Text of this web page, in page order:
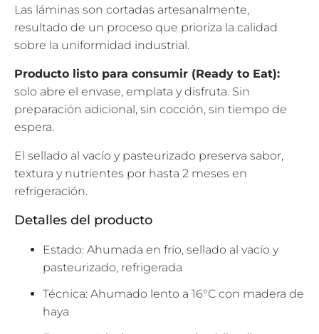
Las láminas son cortadas artesanalmente,
resultado de un proceso que prioriza la calidad
sobre la uniformidad industrial.
Producto listo para consumir (Ready to Eat):
solo abre el envase, emplata y disfruta. Sin
preparación adicional, sin cocción, sin tiempo de
espera.
El sellado al vacío y pasteurizado preserva sabor,
textura y nutrientes por hasta 2 meses en
refrigeración.
Detalles del producto
Estado: Ahumada en frío, sellado al vacío y
pasteurizado, refrigerada
Técnica: Ahumado lento a 16°C con madera de
haya